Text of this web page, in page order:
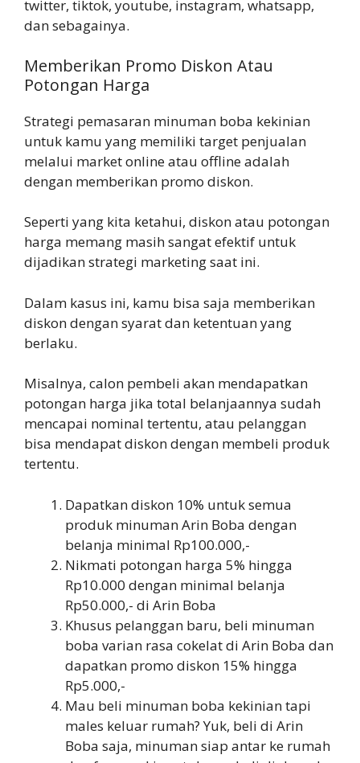
twitter, tiktok, youtube, instagram, whatsapp,
dan sebagainya.
Memberikan Promo Diskon Atau
Potongan Harga
Strategi pemasaran minuman boba kekinian
untuk kamu yang memiliki target penjualan
melalui market online atau offline adalah
dengan memberikan promo diskon.
Seperti yang kita ketahui, diskon atau potongan
harga memang masih sangat efektif untuk
dijadikan strategi marketing saat ini.
Dalam kasus ini, kamu bisa saja memberikan
diskon dengan syarat dan ketentuan yang
berlaku.
Misalnya, calon pembeli akan mendapatkan
potongan harga jika total belanjaannya sudah
mencapai nominal tertentu, atau pelanggan
bisa mendapat diskon dengan membeli produk
tertentu.
Dapatkan diskon 10% untuk semua
produk minuman Arin Boba dengan
belanja minimal Rp100.000,-
Nikmati potongan harga 5% hingga
Rp10.000 dengan minimal belanja
Rp50.000,- di Arin Boba
Khusus pelanggan baru, beli minuman
boba varian rasa cokelat di Arin Boba dan
dapatkan promo diskon 15% hingga
Rp5.000,-
Mau beli minuman boba kekinian tapi
males keluar rumah? Yuk, beli di Arin
Boba saja, minuman siap antar ke rumah